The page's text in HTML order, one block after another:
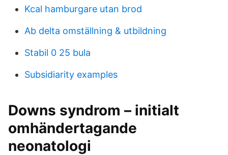
Kcal hamburgare utan brod
Ab delta omställning & utbildning
Stabil 0 25 bula
Subsidiarity examples
Downs syndrom – initialt
omhändertagande
neonatologi